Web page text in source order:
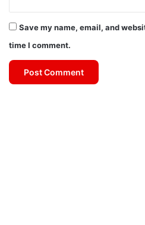
Save my name, email, and
time I comment.